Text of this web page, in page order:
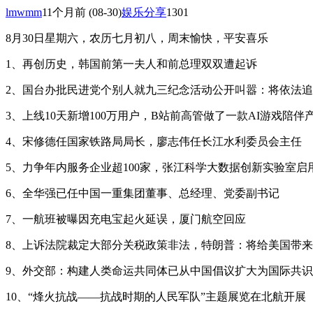
lmwmm11个月前 (08-30)娱乐分享1301
8月30日星期六，农历七月初八，周末愉快，平安喜乐
1、再创历史，韩国前第一夫人和前总理双双遭起诉
2、国台办批民进党个别人就九三纪念活动公开叫嚣：将依法
3、上线10天新增100万用户，B站前高管做了一款AI游戏陪伴
4、宋修德任国家铁路局局长，廖志伟任长江水利委员会主任
5、力争年内服务企业超100家，张江科学大数据创新实验室启
6、全华强已任中国一重集团董事、总经理、党委副书记
7、一航班被曝因充电宝起火延误，厦门航空回应
8、上诉法院裁定大部分关税政策非法，特朗普：将给美国带
9、外交部：构建人类命运共同体已从中国倡议扩大为国际共识
10、“烽火抗战——抗战时期的人民军队”主题展览在北航开展